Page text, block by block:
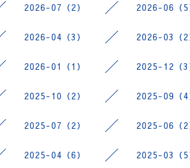
2026-07（2） 2026-06（5
2026-04（3） 2026-03（2
2026-01（1） 2025-12（3
2025-10（2） 2025-09（4
2025-07（2） 2025-06（2
2025-04（6） 2025-03（5